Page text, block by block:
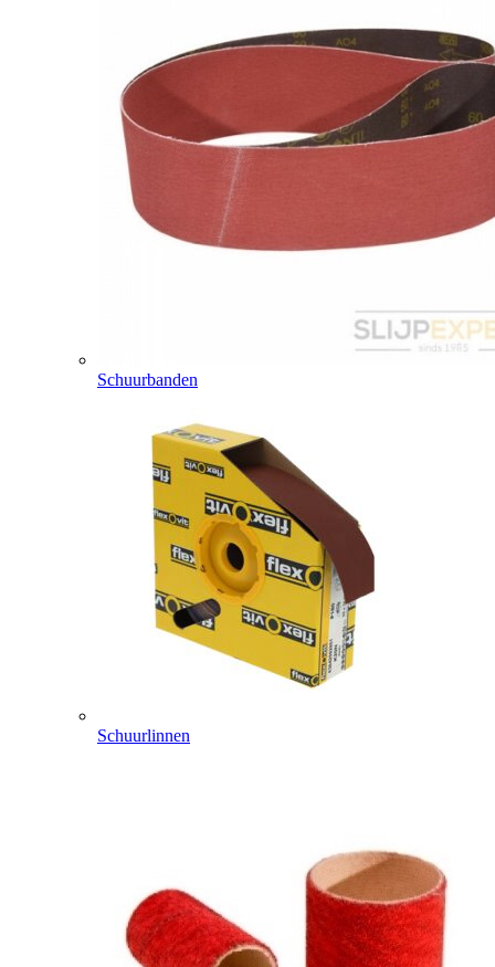
Schuurbanden
Schuurlinnen